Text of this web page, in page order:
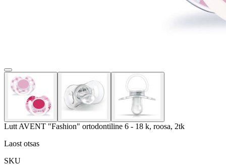
Lutt AVENT "Fashion" ortodontiline 6 - 18 k, roosa, 2tk
Laost otsas
SKU